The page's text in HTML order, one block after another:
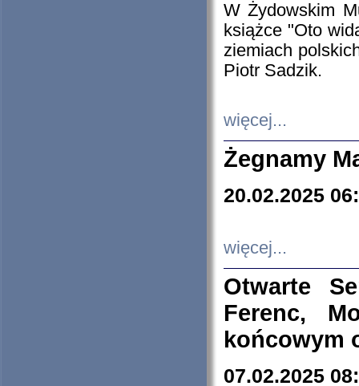
W Żydowskim
książce "Oto
ziemiach
Piotr Sadzik.
więcej...
Żegnamy
20.02.2025
więcej...
Otwarte
Ferenc,
końcowym
07.02.2025